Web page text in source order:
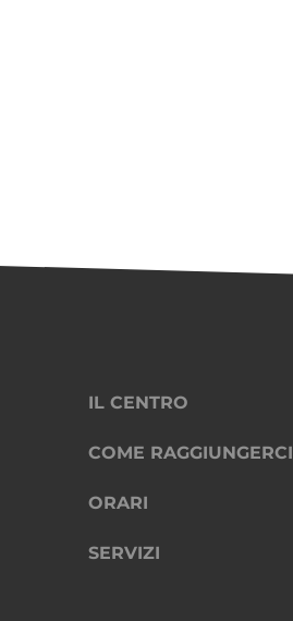
IL CENTRO
COME RAGGIUNGERCI
ORARI
SERVIZI